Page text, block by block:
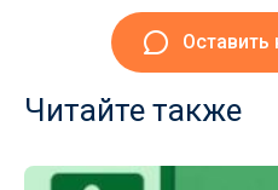
Читайте также